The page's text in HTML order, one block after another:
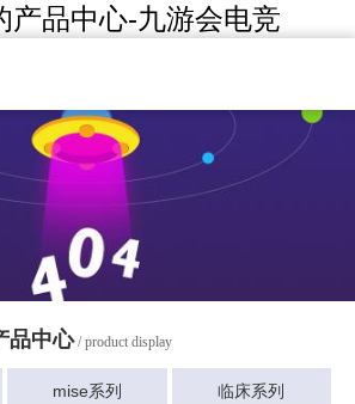
产品中心-九游会电竞
品中心/ product display
mise系列 临床系列